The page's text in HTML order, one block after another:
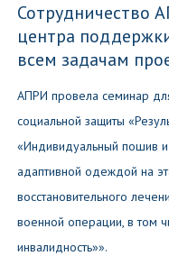
Сотрудничество
центра
всем задачам
АПРИ провела семинар
социальной защиты
«Индивидуальный пошив
адаптивной одеждой на
восстановительного
военной операции, в том
инвалидность»».